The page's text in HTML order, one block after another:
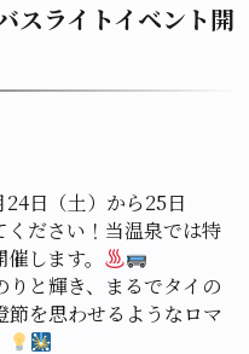
スライトイベント開
日（土）から25日
ください！当温泉では特
します。
と輝き、まるでタイの
節を思わせるようなロマ